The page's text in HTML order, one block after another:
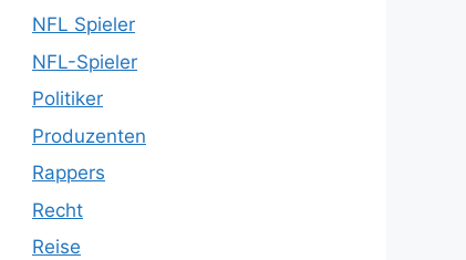
NFL Spieler
NFL-Spieler
Politiker
Produzenten
Rappers
Recht
Reise